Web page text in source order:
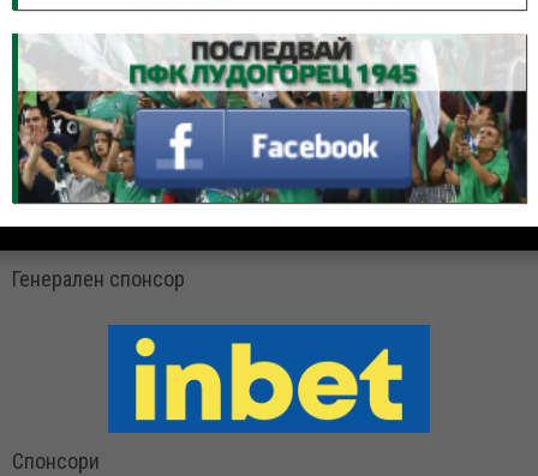
Генерален спонсор
Спонсори